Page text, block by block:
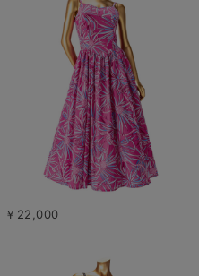
￥22,000